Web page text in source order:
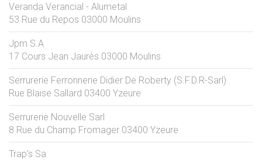
Veranda Verancial - Alumetal
53 Rue du Repos 03000 Moulins
Jpm S.A
17 Cours Jean Jaurès 03000 Moulins
Serrurerie Ferronnerie Didier De Roberty (S.F.D.R-Sarl)
Rue Blaise Sallard 03400 Yzeure
Serrurerie Nouvelle Sarl
8 Rue du Champ Fromager 03400 Yzeure
Trap's Sa